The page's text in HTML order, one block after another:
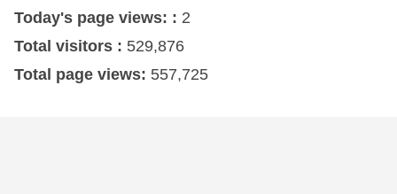
Today's page views: : 2
Total visitors : 529,876
Total page views: 557,725